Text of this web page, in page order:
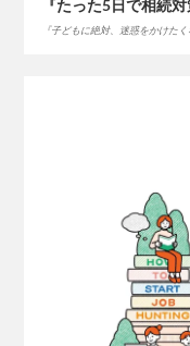
『たった5日で相続対
『子どもに絶対、迷惑をかけた